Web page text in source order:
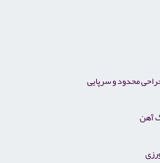
محدود و سرپایی
آهن